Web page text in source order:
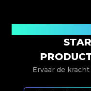
Ervaar de